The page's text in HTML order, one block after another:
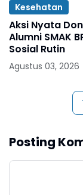
Kesehatan
Aksi Nyata
Alumni SMAK
Sosial Rutin
Agustus 03, 2026
Posting